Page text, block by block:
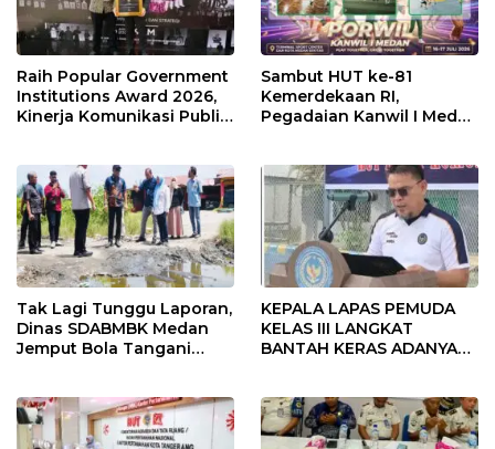
Raih Popular Government
Institutions Award 2026,
Kinerja Komunikasi Publik
Sambut HUT ke-81
Kemerdekaan RI,
Pegadaian Kanwil I Medan
Grow Together”
Tak Lagi Tunggu Laporan,
Dinas SDABMBK Medan
Jemput Bola Tangani
KEPALA LAPAS PEMUDA
KELAS III LANGKAT
BANTAH KERAS ADANYA
TENTANG SINDIKAT
PENIPU PENJUALAN EMAS